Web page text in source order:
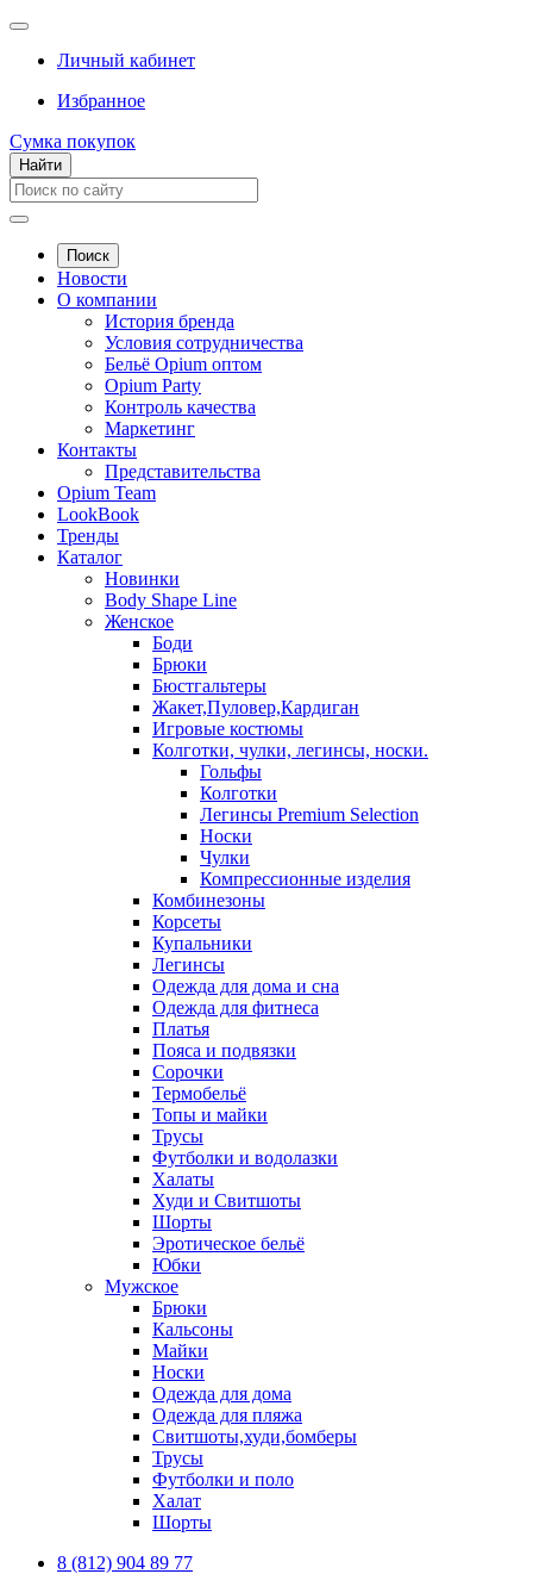
Личный кабинет
Избранное
Сумка покупок
Найти
Поиск
Новости
О компании
История бренда
Условия сотрудничества
Бельё Opium оптом
Opium Party
Контроль качества
Маркетинг
Контакты
Представительства
Opium Team
LookBook
Тренды
Каталог
Новинки
Body Shape Line
Женское
Боди
Брюки
Бюстгальтеры
Жакет,Пуловер,Кардиган
Игровые костюмы
Колготки, чулки, легинсы, носки.
Гольфы
Колготки
Легинсы Premium Selection
Носки
Чулки
Компрессионные изделия
Комбинезоны
Корсеты
Купальники
Легинсы
Одежда для дома и сна
Одежда для фитнеса
Платья
Пояса и подвязки
Сорочки
Термобельё
Топы и майки
Трусы
Футболки и водолазки
Халаты
Худи и Свитшоты
Шорты
Эротическое бельё
Юбки
Мужское
Брюки
Кальсоны
Майки
Носки
Одежда для дома
Одежда для пляжа
Свитшоты,худи,бомберы
Трусы
Футболки и поло
Халат
Шорты
8 (812) 904 89 77